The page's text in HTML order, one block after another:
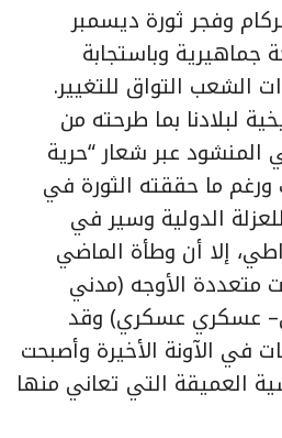
وفجر ثورة ديسمبر
جماهيرية وباستجابة
الشعب التواق للتغيير.
لبلادنا بما طرحته من
المنشود عبر شعار “حرية
ما حققته الثورة في
الدولية وسير في
إلا أن وطأة الماضي
متعددة الأوجه (مدني
عسكري عسكري) وقد
في الآونة الأخيرة وأصبحت
العميقة التي تعاني منها